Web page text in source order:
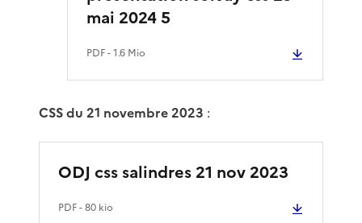
mai 2024 5
PDF- 1.6 Mio
CSS du 21 novembre 2023 :
ODJ css salindres 21 nov 2023
PDF- 80 kio